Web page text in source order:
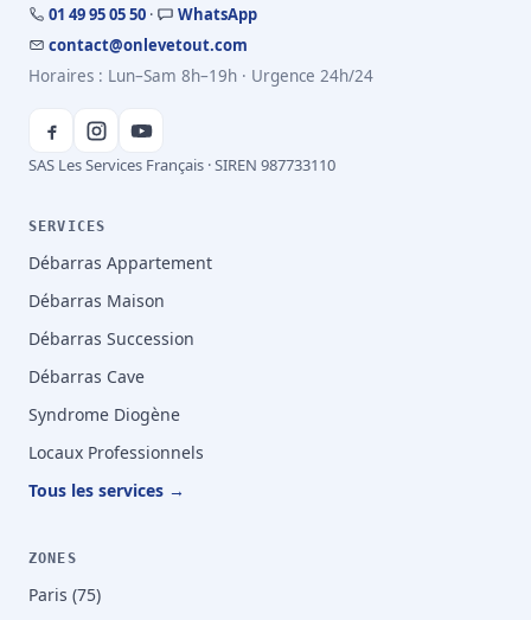
01 49 95 05 50 ·
WhatsApp
contact@onlevetout.com
Horaires : Lun–Sam 8h–19h · Urgence 24h/24
SAS Les Services Français · SIREN 987733110
SERVICES
Débarras Appartement
Débarras Maison
Débarras Succession
Débarras Cave
Syndrome Diogène
Locaux Professionnels
Tous les services →
ZONES
Paris (75)